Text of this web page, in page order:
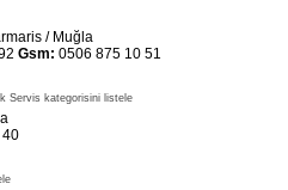
/ Muğla
Gsm: 0506 875 10 51
Servis kategorisini listele
40